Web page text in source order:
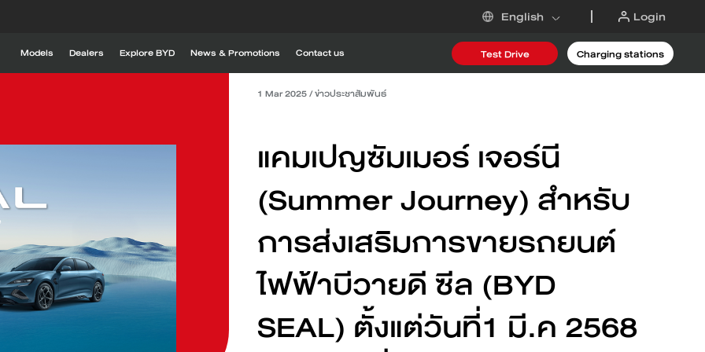
English Login
Models
BYD SEALION 5 DM-i
Find out more
BYD ATTO 2 BYD SEAL 6
Dealers Explore BYD
Drive with innovation
Charging stations Request an offer
News & Promotions Contact us Test Drive Charging stations
1 Mar 2025/ข่าวประชาสัมพันธ์
แคมเปญซัมเมอร์ เจอร์นี
(Summer Journey) สำหรับ
การส่งเสริมการขายรถยนต์
ไฟฟ้าบีวายดี ซีล (BYD
SEAL) ตั้งแต่วันที่1 มี.ค 2568